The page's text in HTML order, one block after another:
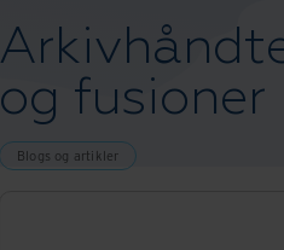
og fusioner
Blogs og artikler